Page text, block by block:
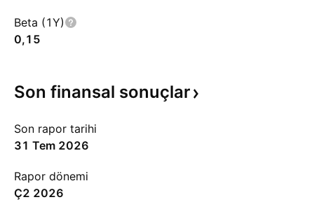
Beta (1Y)
0,15
Son finansal sonuçlar
Son rapor tarihi
31 Tem 2026
Rapor dönemi
Ç2 2026